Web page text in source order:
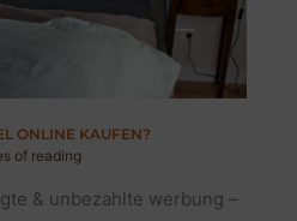
ONLINE KAUFEN?
of reading
& unbezahlte werbung –